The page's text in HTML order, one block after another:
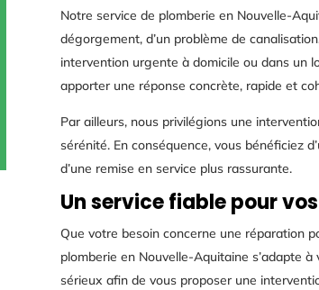
Notre service de plomberie en Nouvelle-
dégorgement, d’un problème de
intervention urgente à domicile ou dans un
apporter une réponse concrète, rapide et
Par ailleurs, nous privilégions une
sérénité. En conséquence, vous bénéficiez
d’une remise en service plus rassurante.
Un service fiable pour
Que votre besoin concerne une réparation
plomberie en Nouvelle-Aquitaine s’adapte
sérieux afin de vous proposer une